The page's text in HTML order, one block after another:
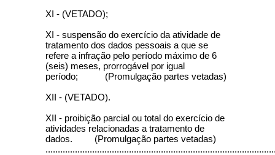
XI - (VETADO);
XI - suspensão do exercício da atividade de
tratamento dos dados pessoais a que se
refere a infração pelo período máximo de 6
(seis) meses, prorrogável por igual
período; (Promulgação partes vetadas)
XII - (VETADO).
XII - proibição parcial ou total do exercício de
atividades relacionadas a tratamento de
dados. (Promulgação partes vetadas)